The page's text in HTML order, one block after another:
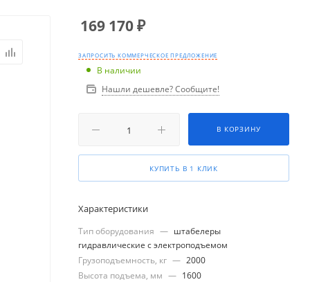
169 170₽
ЗАПРОСИТЬ КОММЕРЧЕСКОЕ ПРЕДЛОЖЕНИЕ
В наличии
Нашли дешевле? Сообщите!
В КОРЗИНУ
КУПИТЬ В 1 КЛИК
Характеристики
Тип оборудования — штабелеры
гидравлические с электроподъемом
Грузоподъемность, кг — 2000
Высота подъема, мм — 1600